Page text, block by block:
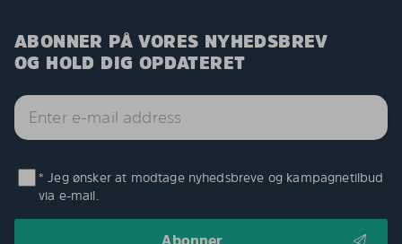
ABONNER PÅ VORES NYHEDSBREV
OG HOLD DIG OPDATERET
* Jeg ønsker at modtage nyhedsbreve og kampagnetilbud
via e-mail.